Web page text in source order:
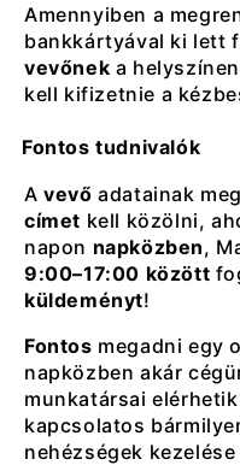
Amennyiben a
bankkártyával ki lett
vevőnek a
kell kifizetnie a
Fontos tudnivalók
Avevő adatainak
címet kell közölni,
napon napközben,
9:00–17:00 között
küldeményt!
Fontos megadni egy
napközben akár
munkatársai
kapcsolatos
nehézségek